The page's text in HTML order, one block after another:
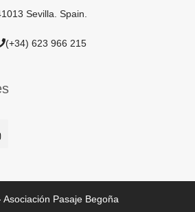
Sevilla. Spain.
(+34) 623 966 215
Pasaje Begoña